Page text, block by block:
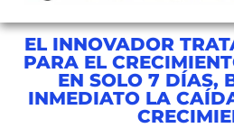
EL INNOVADOR
PARA EL
EN SOLO 7 DÍAS,
INMEDIATO LA